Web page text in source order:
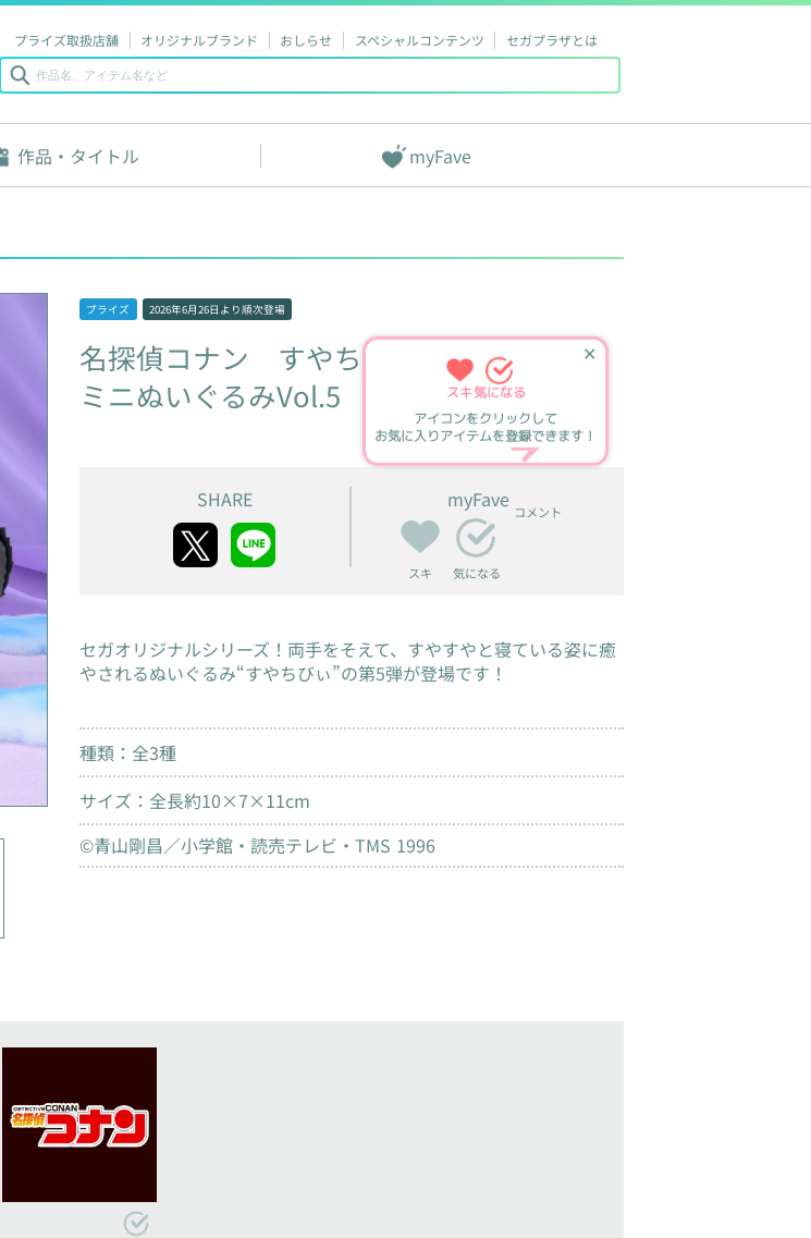
プライズ取扱店舗 オリジナルブランド おしらせ スペシャルコンテンツ セガプラザとは
作品・タイトル myFave
プライズ 2026年6月26日 より順次登場
名探偵コナン
すやちびぃ
ミニぬいぐるみVol.5
✕
スキ気になる
アイコンをクリックして
お気に入りアイテムを登録できます！
SHARE myFave
スキ 気になる
コメント
セガオリジナルシリーズ！両手をそえて、すやすやと寝ている姿に癒
やされるぬいぐるみ“すやちびぃ”の第5弾が登場です！
種類：全3種
サイズ：全長約10×7×11cm
©青山剛昌／小学館・読売テレビ・TMS 1996